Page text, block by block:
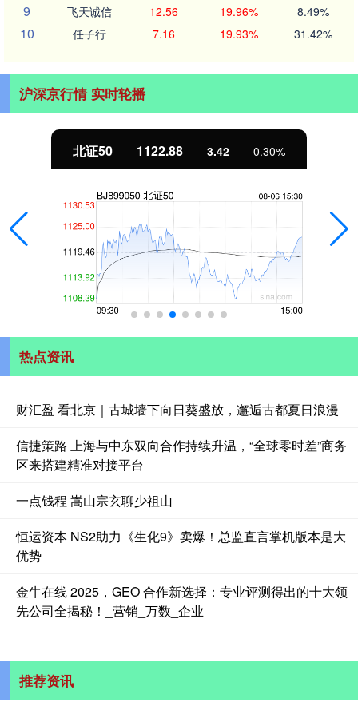
9 飞天诚信 12.56 19.96% 8.49%
10 任子行 7.16 19.93% 31.42%
沪深京行情 实时轮播
北证50 1122.88 3.42 0.30%
热点资讯
财汇盈 看北京｜古城墙下向日葵盛放，邂逅古都夏日浪漫
信捷策路 上海与中东双向合作持续升温，“全球零时差”商务
区来搭建精准对接平台
一点钱程 嵩山宗玄聊少祖山
恒运资本 NS2助力《生化9》卖爆！总监直言掌机版本是大
优势
金牛在线 2025，GEO 合作新选择：专业评测得出的十大领
先公司全揭秘！_营销_万数_企业
推荐资讯